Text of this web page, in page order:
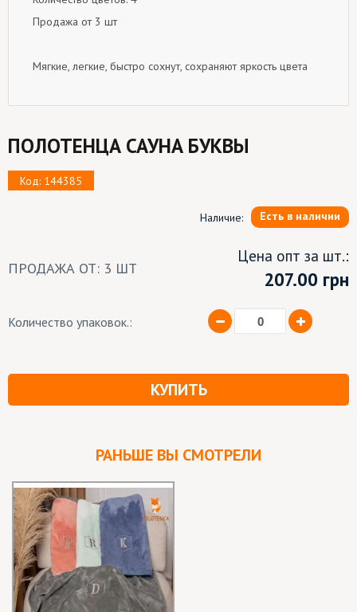
Продажа от 3 шт
Мягкие, легкие, быстро сохнут, сохраняют яркость цвета
ПОЛОТЕНЦА САУНА БУКВЫ
Код: 144385
Наличие: Есть в наличии
ПРОДАЖА ОТ: 3 ШТ
Цена опт за шт.:
207.00 грн
Количество упаковок.:
КУПИТЬ
РАНЬШЕ ВЫ СМОТРЕЛИ